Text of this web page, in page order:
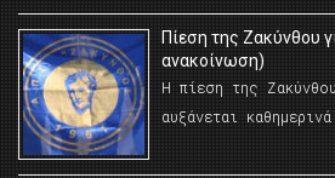
Πίεση της Ζακύνθου
ανακοίνωση)
Η πίεση της
αυξάνεται καθημερινά